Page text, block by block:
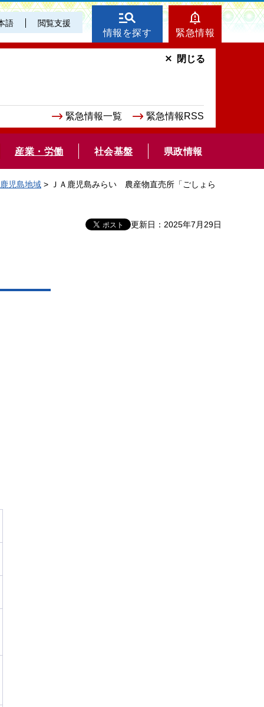
語 閲覧支援
情報を探す 緊急情報
緊急情報一覧 緊急情報RSS
閉じる
産業・労働 社会基盤 県政情報
鹿児島地域 > ＪＡ鹿児島みらい 農産物直売所「ごしょら
更新日：2025年7月29日